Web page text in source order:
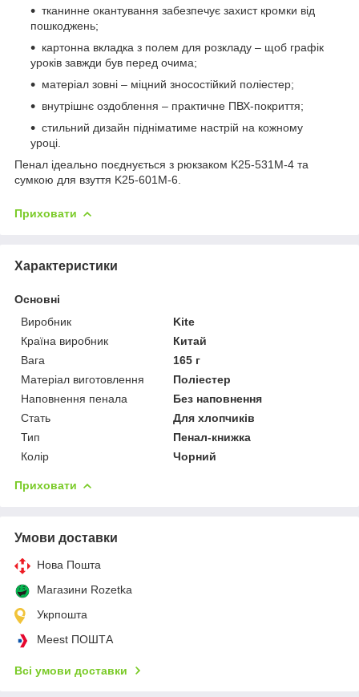
тканинне окантування забезпечує захист кромки від
пошкоджень;
картонна вкладка з полем для розкладу – щоб графік
уроків завжди був перед очима;
матеріал зовні – міцний зносостійкий поліестер;
внутрішнє оздоблення – практичне ПВХ-покриття;
стильний дизайн підніматиме настрій на кожному
уроці.
Пенал ідеально поєднується з рюкзаком K25-531M-4 та
сумкою для взуття K25-601M-6.
Приховати
Характеристики
Основні
Виробник
Kite
Країна виробник
Китай
Вага
165 г
Матеріал виготовлення
Поліестер
Наповнення пенала
Без наповнення
Стать
Для хлопчиків
Тип
Пенал-книжка
Колір
Чорний
Приховати
Умови доставки
Нова Пошта
Магазини Rozetka
Укрпошта
Meest ПОШТА
Всі умови доставки